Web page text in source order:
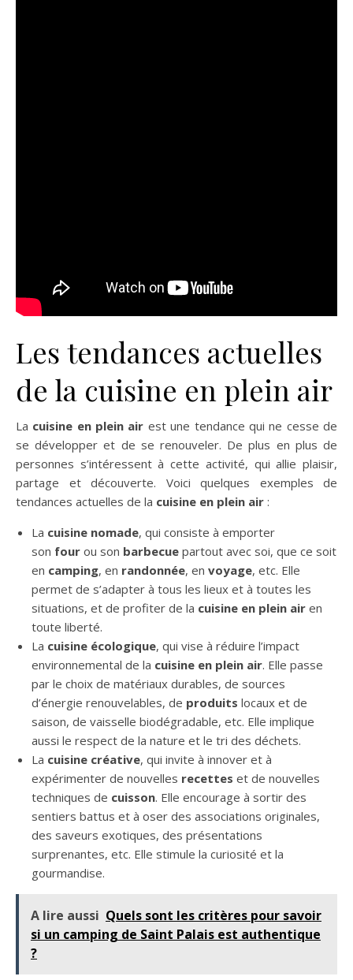
Les tendances actuelles
de la cuisine en plein air
La cuisine en plein air est une tendance qui ne cesse de
se développer et de se renouveler. De plus en plus de
personnes s’intéressent à cette activité, qui allie plaisir,
partage et découverte. Voici quelques exemples de
tendances actuelles de la cuisine en plein air :
La cuisine nomade, qui consiste à emporter
son four ou son barbecue partout avec soi, que ce soit
en camping, en randonnée, en voyage, etc. Elle
permet de s’adapter à tous les lieux et à toutes les
situations, et de profiter de la cuisine en plein air en
toute liberté.
La cuisine écologique, qui vise à réduire l’impact
environnemental de la cuisine en plein air. Elle passe
par le choix de matériaux durables, de sources
d’énergie renouvelables, de produits locaux et de
saison, de vaisselle biodégradable, etc. Elle implique
aussi le respect de la nature et le tri des déchets.
La cuisine créative, qui invite à innover et à
expérimenter de nouvelles recettes et de nouvelles
techniques de cuisson. Elle encourage à sortir des
sentiers battus et à oser des associations originales,
des saveurs exotiques, des présentations
surprenantes, etc. Elle stimule la curiosité et la
gourmandise.
A lire aussi Quels sont les critères pour savoir
si un camping de Saint Palais est authentique
?